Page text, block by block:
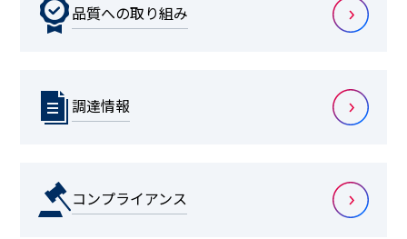
品質への取り組み
調達情報
コンプライアンス